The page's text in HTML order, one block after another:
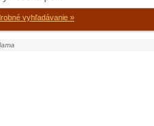
vyhľadávanie »